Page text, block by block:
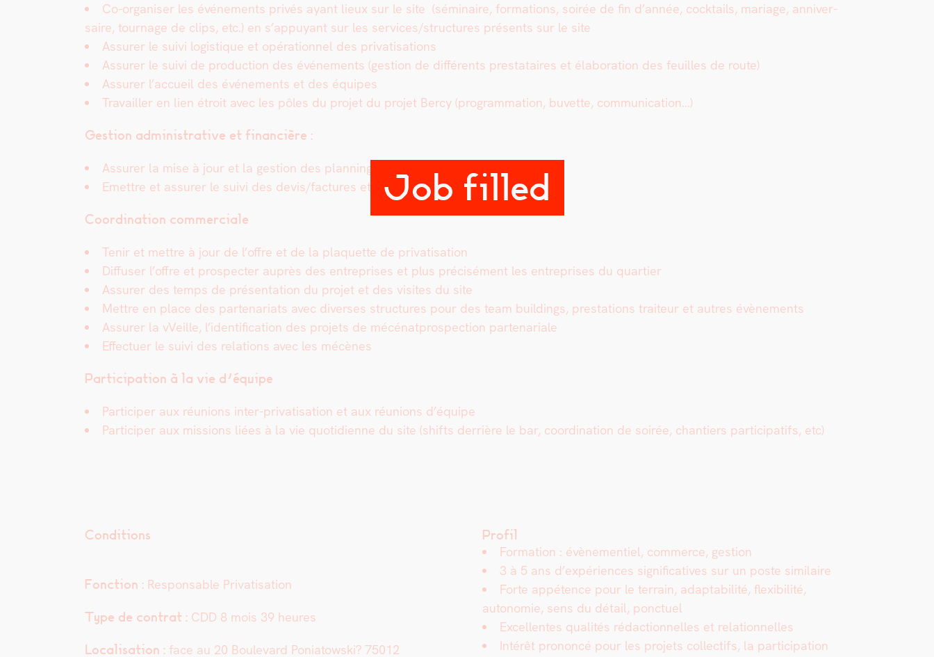
Job filled
Co-organ­is­er les événe­ments privés ayant lieux sur le site (sémi­naire, for­ma­tions, soirée de fin d’année, cock­tails, mariage, anniver­
saire, tour­nage de clips, etc.) en s’appuyant sur les services/structures présents sur le site
Assur­er le suivi logis­tique et opéra­tionnel des pri­vati­sa­tions
Assur­er le suivi de pro­duc­tion des événe­ments (ges­tion de dif­férents prestataires et élab­o­ra­tion des feuilles de route)
Assur­er l’accueil des événe­ments et des équipes
Tra­vailler en lien étroit avec les pôles du pro­jet du pro­jet Bercy (pro­gram­ma­tion, buvette, com­mu­ni­ca­tion…)
Ges­tion admin­is­tra­tive et finan­cière :
Assur­er la mise à jour et la ges­tion des plan­nings de la pri­vati­sa­tion des espaces
Emet­tre et assur­er le suivi des devis/factures et des paiements
Coor­di­na­tion com­mer­ciale
Tenir et met­tre à jour de l’offre et de la pla­que­tte de pri­vati­sa­tion
Dif­fuser l’offre et prospecter auprès des entre­pris­es et plus pré­cisé­ment les entre­pris­es du quarti­er
Assur­er des temps de présen­ta­tion du pro­jet et des vis­ites du site
Met­tre en place des parte­nar­i­ats avec divers­es struc­tures pour des team build­ings, presta­tions trai­teur et autres évène­ments
Assur­er la vVeille, l’identification des pro­jets de mécé­nat­prospec­tion parte­nar­i­ale
Effectuer le suivi des rela­tions avec les mécènes
Par­tic­i­pa­tion à la vie d’équipe
Par­ticiper aux réu­nions inter-pri­vati­sa­tion et aux réu­nions d’équipe
Par­ticiper aux mis­sions liées à la vie quo­ti­di­enne du site (shifts der­rière le bar, coor­di­na­tion de soirée, chantiers par­tic­i­pat­ifs, etc)
Conditions
Fonc­tion : Respon­s­able Pri­vati­sa­tion
Type de con­trat : CDD 8 mois 39 heures
Local­i­sa­tion : face au 20 Boule­vard Poni­a­tows­ki? 75012
Profil
For­ma­tion : évène­men­tiel, com­merce, ges­tion
3 à 5 ans d’expériences sig­ni­fica­tives sur un poste sim­i­laire
Forte appé­tence pour le ter­rain, adapt­abil­ité, flex­i­bil­ité,
autonomie, sens du détail, ponctuel
Excel­lentes qual­ités rédac­tion­nelles et rela­tion­nelles
Intérêt pronon­cé pour les pro­jets col­lec­tifs, la par­tic­i­pa­tion